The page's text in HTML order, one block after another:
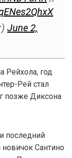
June 2,
Рейхола, год
Рей стал
позже Диксона
последний
Сантино